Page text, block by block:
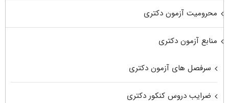
محرومیت آزمون دکتری
منابع آزمون دکتری
سرفصل های آزمون دکتری
ضرایب دروس کنکور دکتری